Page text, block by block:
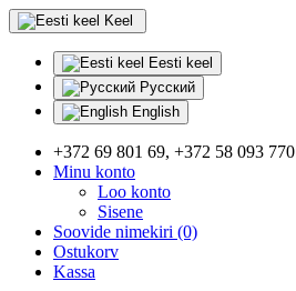
Keel
Eesti keel
Русский
English
+372 69 801 69, +372 58 093 770
Minu konto
Loo konto
Sisene
Soovide nimekiri (0)
Ostukorv
Kassa